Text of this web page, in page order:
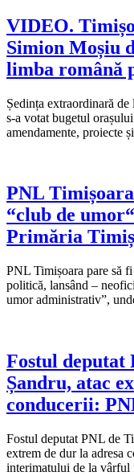
VIDEO.
Simion Moșiu
limba română
Ședința extraordinară
s-a votat bugetul
amendamente, proiecte
PNL
“club de
Primăria
PNL Timișoara pare să
politică, lansând –
umor administrativ”,
Fostul deputat
Șandru, atac
conducerii:
Fostul deputat PNL de
extrem de dur la adresa
interimatului de la